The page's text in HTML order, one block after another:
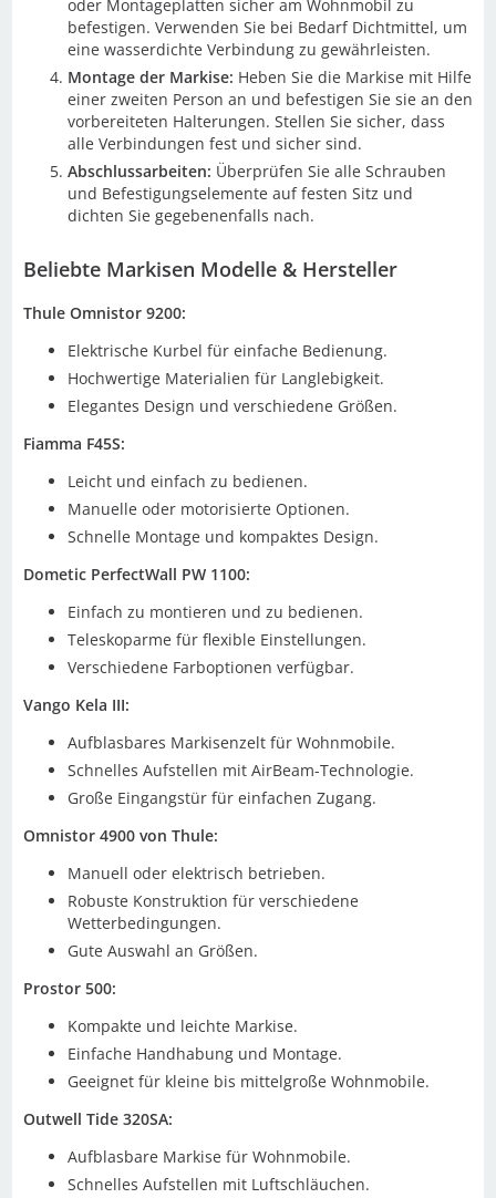
oder Montageplatten sicher am Wohnmobil zu
befestigen. Verwenden Sie bei Bedarf Dichtmittel, um
eine wasserdichte Verbindung zu gewährleisten.
Montage der Markise: Heben Sie die Markise mit Hilfe
einer zweiten Person an und befestigen Sie sie an den
vorbereiteten Halterungen. Stellen Sie sicher, dass
alle Verbindungen fest und sicher sind.
Abschlussarbeiten: Überprüfen Sie alle Schrauben
und Befestigungselemente auf festen Sitz und
dichten Sie gegebenenfalls nach.
Beliebte Markisen Modelle & Hersteller
Thule Omnistor 9200:
Elektrische Kurbel für einfache Bedienung.
Hochwertige Materialien für Langlebigkeit.
Elegantes Design und verschiedene Größen.
Fiamma F45S:
Leicht und einfach zu bedienen.
Manuelle oder motorisierte Optionen.
Schnelle Montage und kompaktes Design.
Dometic PerfectWall PW 1100:
Einfach zu montieren und zu bedienen.
Teleskoparme für flexible Einstellungen.
Verschiedene Farboptionen verfügbar.
Vango Kela III:
Aufblasbares Markisenzelt für Wohnmobile.
Schnelles Aufstellen mit AirBeam-Technologie.
Große Eingangstür für einfachen Zugang.
Omnistor 4900 von Thule:
Manuell oder elektrisch betrieben.
Robuste Konstruktion für verschiedene
Wetterbedingungen.
Gute Auswahl an Größen.
Prostor 500:
Kompakte und leichte Markise.
Einfache Handhabung und Montage.
Geeignet für kleine bis mittelgroße Wohnmobile.
Outwell Tide 320SA:
Aufblasbare Markise für Wohnmobile.
Schnelles Aufstellen mit Luftschläuchen.